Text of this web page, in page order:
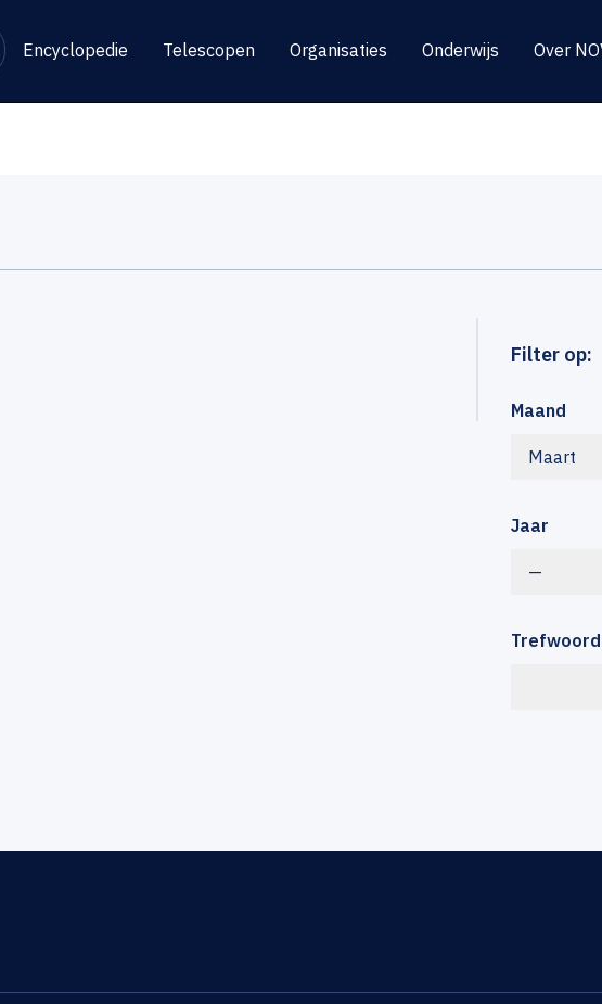
Encyclopedie Telescopen Organisaties Onderwijs Over
Filter op:
Maand
Maart
Jaar
—
Trefwoord